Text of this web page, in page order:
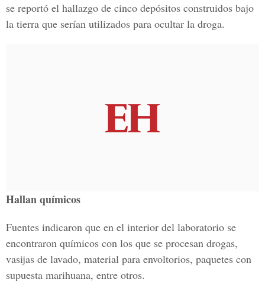
se reportó el hallazgo de cinco depósitos construidos bajo
la tierra que serían utilizados para ocultar la droga.
Hallan químicos
Fuentes indicaron que en el interior del laboratorio se
encontraron químicos con los que se procesan drogas,
vasijas de lavado, material para envoltorios, paquetes con
supuesta marihuana, entre otros.